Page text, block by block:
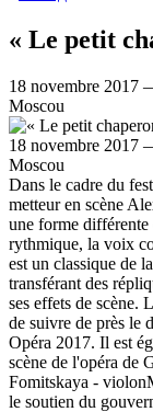
« Le petit
18 novembre 2017
Moscou
18 novembre 2017
Moscou
Dans le cadre du
metteur en scène
une forme différente
rythmique, la voix
est un classique de
transférant des
ses effets de scène.
de suivre de près le
Opéra 2017. Il est
scène de l'opéra de
Fomitskaya -
le soutien du